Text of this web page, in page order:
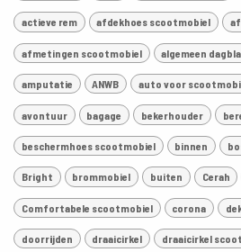
actieve rem afdekhoes scootmobiel
afmetingen scootmobiel algemeen
amputatie ANWB auto voor
avontuur bagage bekerhouder
beschermhoes scootmobiel binnen
Bright brommobiel buiten Cerah
Comfortabele scootmobiel corona
doorrijden draaicirkel draaicirkel